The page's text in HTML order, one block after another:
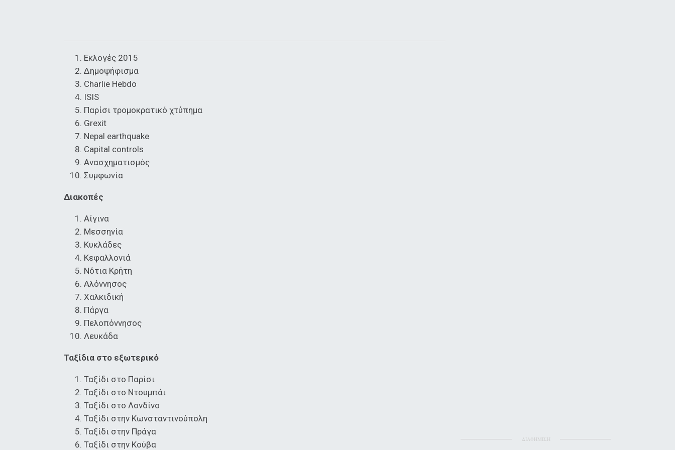
Εκλογές 2015
Δημοψήφισμα
Charlie Ηebdo
ISIS
Παρίσι τρομοκρατικό χτύπημα
Grexit
Nepal earthquake
Capital controls
Ανασχηματισμός
Συμφωνία
Διακοπές
Αίγινα
Μεσσηνία
Κυκλάδες
Κεφαλλονιά
Νότια Κρήτη
Αλόννησος
Χαλκιδική
Πάργα
Πελοπόννησος
Λευκάδα
Ταξίδια στο εξωτερικό
Ταξίδι στο Παρίσι
Ταξίδι στο Ντουμπάι
Ταξίδι στο Λονδίνο
Ταξίδι στην Κωνσταντινούπολη
Ταξίδι στην Πράγα
Ταξίδι στην Κούβα
ΔΙΑΦΗΜΙΣΗ